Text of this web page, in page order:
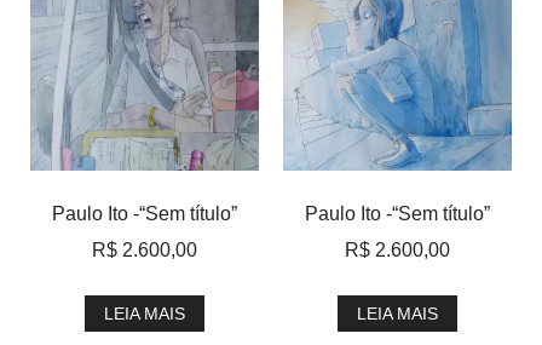
Paulo Ito -“Sem título”
R$ 2.600,00
LEIA MAIS
Paulo Ito -“Sem título”
R$ 2.600,00
LEIA MAIS